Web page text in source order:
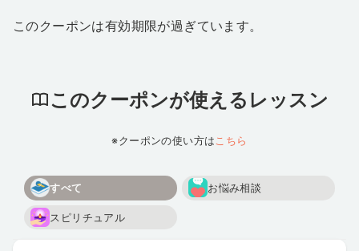
このクーポンは有効期限が過ぎています。
このクーポンが使えるレッスン
※クーポンの使い方はこちら
すべて お悩み相談
スピリチュアル